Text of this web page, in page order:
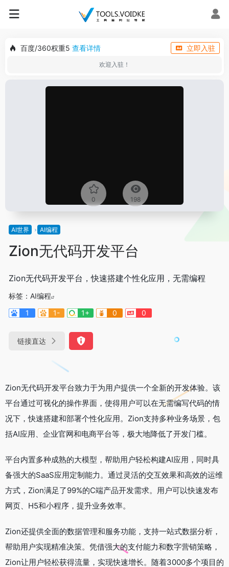
百度/360权重5 查看详情 立即入驻
欢迎入驻！
0 198
AI世界 AI编程
Zion无代码开发平台
Zion无代码开发平台，快速搭建个性化应用，无需编程
标签： AI编程
1
1- 1+ 0 0
链接直达
Zion无代码开发平台致力于为用户提供一个全新的开发体验。该
平台通过可视化的操作界面，使得用户可以在无需编写代码的情
况下，快速搭建和部署个性化应用。Zion支持多种业务场景，包
括AI应用、企业官网和电商平台等，极大地降低了开发门槛。
平台内置多种成熟的大模型，帮助用户轻松构建AI应用，同时具
备强大的SaaS应用定制能力。通过灵活的交互效果和高效的运维
方式，Zion满足了99%的C端产品开发需求。用户可以快速发布
网页、H5和小程序，提升业务效率。
Zion还提供全面的数据管理和服务功能，支持一站式数据分析，
帮助用户实现精准决策。凭借强大的支付能力和数字营销策略，
Zion让用户轻松获得流量，实现快速增长。随着3000多个项目的